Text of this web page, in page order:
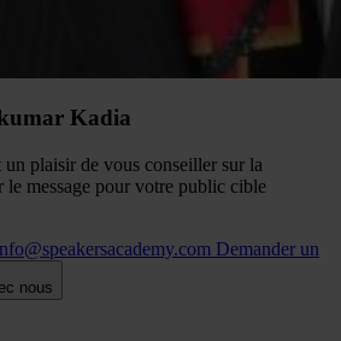
Kadia
plaisir de vous conseiller sur la
le message pour votre public cible
Demander un
nous